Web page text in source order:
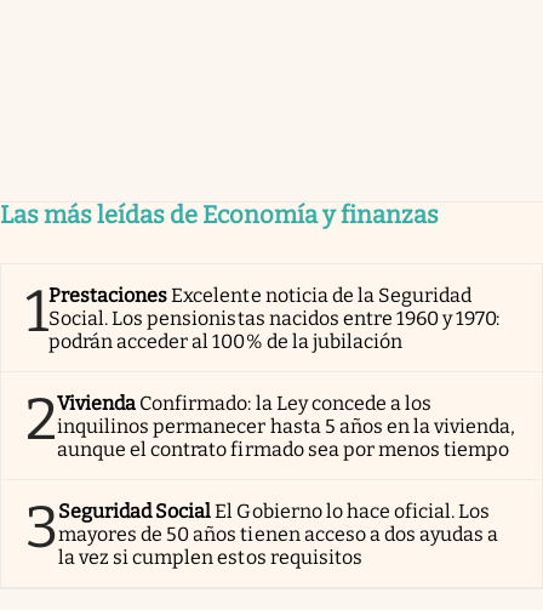
Las más leídas de Economía y finanzas
1PrestacionesExcelente noticia de la Seguridad
Social. Los pensionistas nacidos entre 1960 y 1970:
podrán acceder al 100% de la jubilación
2Vivienda Confirmado: la Ley concede a los
inquilinos permanecer hasta 5 años en la vivienda,
aunque el contrato firmado sea por menos tiempo
3Seguridad SocialEl Gobierno lo hace oficial. Los
mayores de 50 años tienen acceso a dos ayudas a
la vez si cumplen estos requisitos